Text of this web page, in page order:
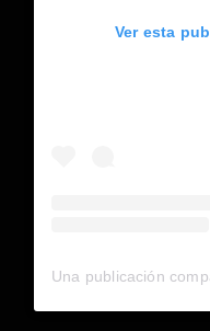
Ver esta